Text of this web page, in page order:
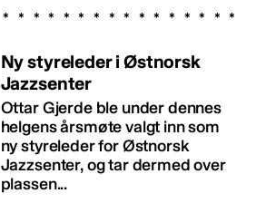
Ny styreleder i Østnorsk
Jazzsenter
Ottar Gjerde ble under dennes
helgens årsmøte valgt inn som
ny styreleder for Østnorsk
Jazzsenter, og tar dermed over
plassen...